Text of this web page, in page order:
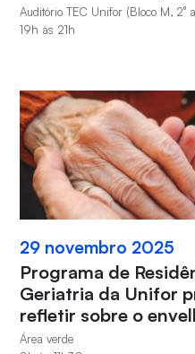
Auditório TEC Unifor (Bloco M, 2°
19h às 21h
29 novembro 2025
Programa de
Geriatria da Unifor
refletir sobre o
Área verde